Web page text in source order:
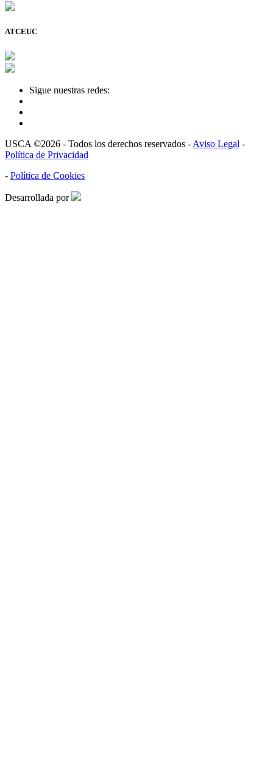
ATCEUC
Sigue nuestras redes:
USCA ©2026 - Todos los derechos reservados - Aviso Legal -
Política de Privacidad
- Política de Cookies
Desarrollada por